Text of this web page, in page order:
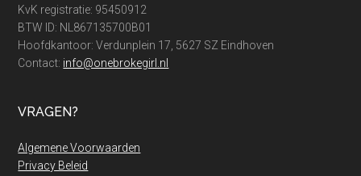
KvK registratie: 95450912
BTW ID: NL867135700B01
Hoofdkantoor: Verdunplein 17, 5627 SZ Eindhoven
Contact: info@onebrokegirl.nl
VRAGEN?
Algemene Voorwaarden
Privacy Beleid